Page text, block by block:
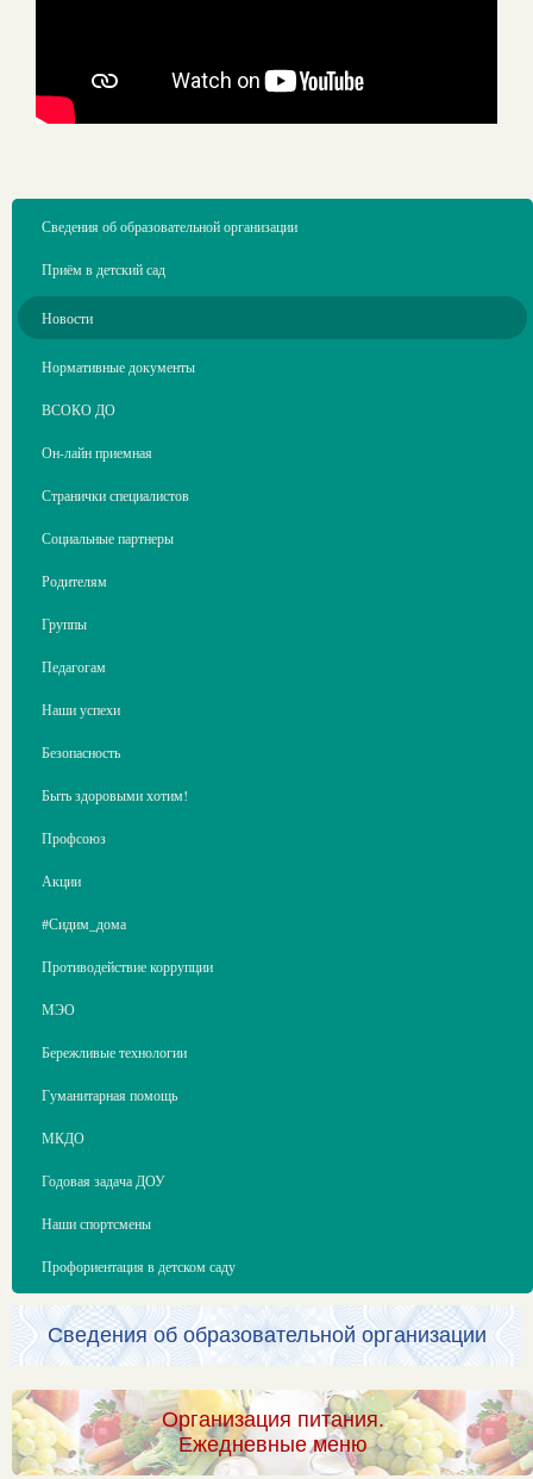
Сведения об образовательной организации
Приём в детский сад
Новости
Нормативные документы
ВСОКО ДО
Он-лайн приемная
Странички специалистов
Социальные партнеры
Родителям
Группы
Педагогам
Наши успехи
Безопасность
Быть здоровыми хотим!
Профсоюз
Акции
#Сидим_дома
Противодействие коррупции
МЭО
Бережливые технологии
Гуманитарная помощь
МКДО
Годовая задача ДОУ
Наши спортсмены
Профориентация в детском саду
Сведения об образовательной организации
Организация питания.
Ежедневные меню